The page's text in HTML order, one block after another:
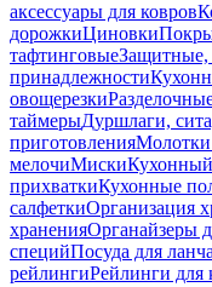
аксессуары для ковров
дорожкиЦиновки
тафтинговыеЗащитные,
принадлежности
овощерезки
таймерыДуршлаги,
приготовленияМолотки
мелочиМискиКухонный
прихваткиКухонные
салфеткиОрганизация
храненияОрганайзеры
специйПосуда для ланча
рейлингиРейлинги для